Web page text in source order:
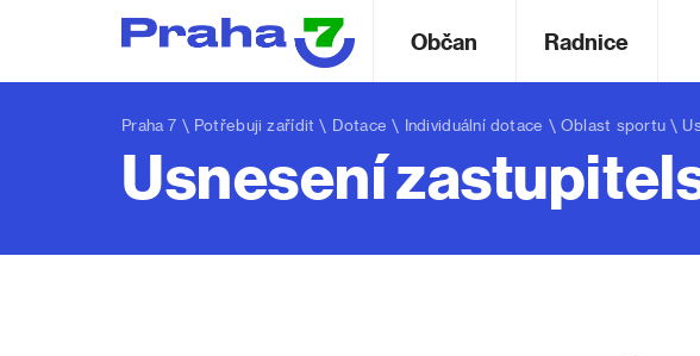
Občan Radnice
Praha 7 \ Potřebuji zařídit \ Dotace \ Individuální dotace \ Oblast sportu \
Usnesení